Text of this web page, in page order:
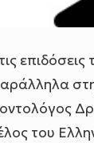
του